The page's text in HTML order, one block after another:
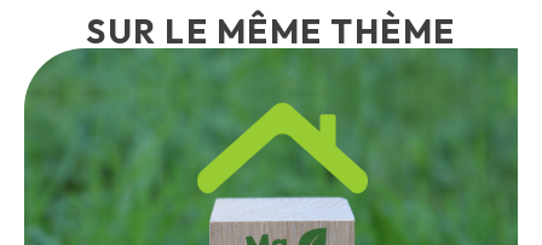
SUR LE MÊME THÈME